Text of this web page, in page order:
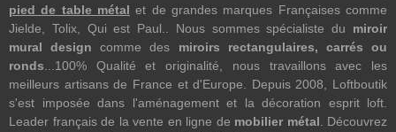
pied de table métal et de grandes marques Françaises comme
Jielde, Tolix, Qui est Paul.. Nous sommes spécialiste du miroir
mural design comme des miroirs rectangulaires, carrés ou
ronds...100% Qualité et originalité, nous travaillons avec les
meilleurs artisans de France et d'Europe. Depuis 2008, Loftboutik
s'est imposée dans l'aménagement et la décoration esprit loft.
Leader français de la vente en ligne de mobilier métal. Découvrez